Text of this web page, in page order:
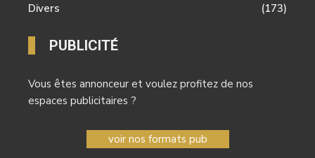
Divers
(173)
PUBLICITÉ
Vous êtes annonceur et voulez profitez de nos
espaces publicitaires ?
voir nos formats pub